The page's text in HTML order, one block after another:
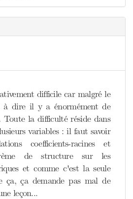
difficile car malgré le
à dire il y a énormément de
Toute la difficulté réside dans
variables : il faut savoir
coefficients-racines et
de structure sur les
et comme c'est la seule
ça, ça demande pas mal de
leçon...